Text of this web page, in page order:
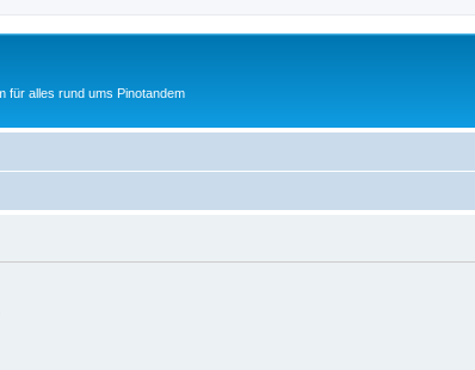
für alles rund ums Pinotandem